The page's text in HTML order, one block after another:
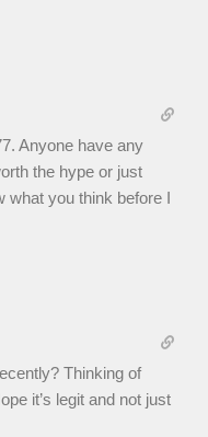
Anyone have any
the hype or just
what you think before I
Thinking of
it’s legit and not just